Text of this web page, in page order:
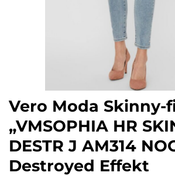
Vero Moda Skinny-
„VMSOPHIA HR
DESTR J AM314
Destroyed Effekt